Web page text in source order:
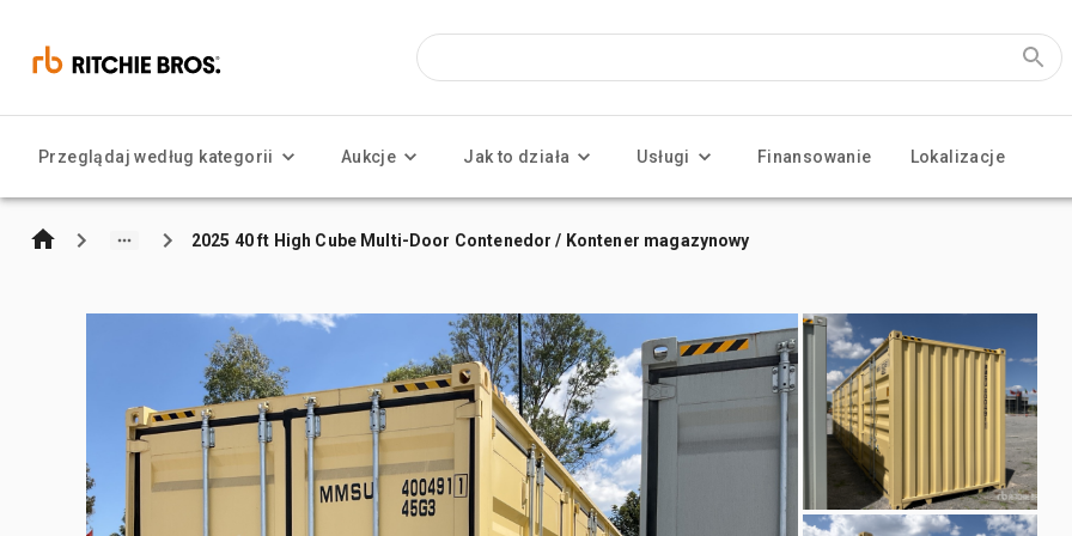
Przeglądaj według kategorii Aukcje Jak to działa Usługi Finansowanie Lokalizacje
2025 40 ft High Cube Multi-Door Contenedor / Kontener magazynowy